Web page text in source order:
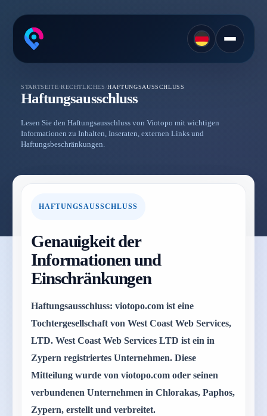
STARTSEITE RECHTLICHES /HAFTUNGSAUSSCHLUSS
Haftungsausschluss
Lesen Sie den Haftungsausschluss von Viotopo mit wichtigen
Informationen zu Inhalten, Inseraten, externen Links und
Haftungsbeschränkungen.
HAFTUNGSAUSSCHLUSS
Genauigkeit der
Informationen und
Einschränkungen
Haftungsausschluss: viotopo.com ist eine
Tochtergesellschaft von West Coast Web Services,
LTD. West Coast Web Services LTD ist ein in
Zypern registriertes Unternehmen. Diese
Mitteilung wurde von viotopo.com oder seinen
verbundenen Unternehmen in Chlorakas, Paphos,
Zypern, erstellt und verbreitet.